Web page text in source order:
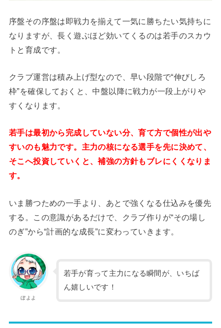
序盤その序盤は即戦力を揃えて一気に勝ちたい気持ちに
なりますが、長く遊ぶほど効いてくるのは若手のスカウ
トと育成です。
クラブ運営は積み上げ型なので、早い段階で“伸びしろ
枠”を確保しておくと、中盤以降に戦力が一段上がりや
すくなります。
若手は最初から完成していない分、育て方で個性が出や
すいのも魅力です。主力の核になる選手を先に決めて、
そこへ投資していくと、補強の方針もブレにくくなりま
す。
いま勝つための一手より、あとで強くなる仕込みを優先
する。この意識があるだけで、クラブ作りが“その場し
のぎ”から“計画的な成長”に変わっていきます。
ぽよよ
若手が育って主力になる瞬間が、いちば
ん嬉しいです！